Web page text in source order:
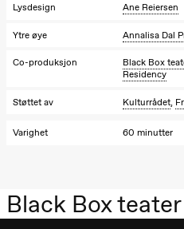
Black Box teater
Lysdesign Ane Reiersen
Ytre øye Annalisa Dal
Co-produksjon Black Box
Residency
Støttet av Kulturrådet,
Varighet 60 minutter